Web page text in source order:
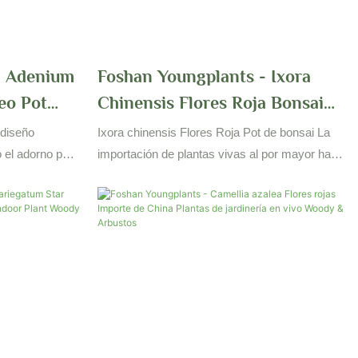
Adenium
Pot
adorno para
al aire libre
en función
Foshan Youngplants - Ixora
Chinensis Flores Roja Bonsai
Pot Plantas Vivas Importación
Woody & Arbustos
Ixora chinensis Flores Roja Pot de bonsai La
importación de plantas vivas al por mayor ha
mercado. La garantía de calidad de la misma
se puede lograr con la certificación. Más